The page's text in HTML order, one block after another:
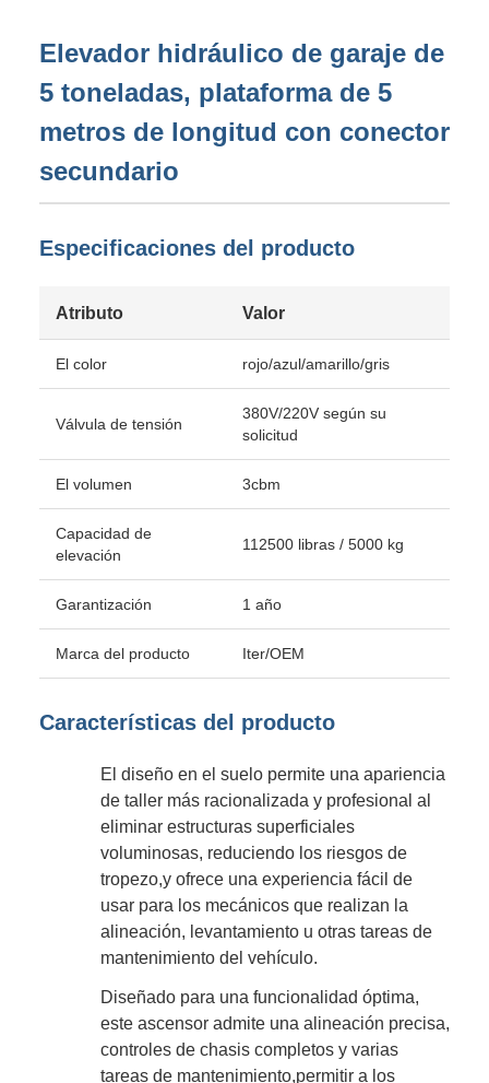
Elevador hidráulico de garaje de
5 toneladas, plataforma de 5
metros de longitud con conector
secundario
Especificaciones del producto
Atributo Valor
El color rojo/azul/amarillo/gris
Válvula de tensión
380V/220V según su
solicitud
El volumen 3cbm
Capacidad de
elevación
112500 libras / 5000 kg
Garantización 1 año
Marca del producto Iter/OEM
Características del producto
El diseño en el suelo permite una apariencia
de taller más racionalizada y profesional al
eliminar estructuras superficiales
voluminosas, reduciendo los riesgos de
tropezo,y ofrece una experiencia fácil de
usar para los mecánicos que realizan la
alineación, levantamiento u otras tareas de
mantenimiento del vehículo.
Diseñado para una funcionalidad óptima,
este ascensor admite una alineación precisa,
controles de chasis completos y varias
tareas de mantenimiento,permitir a los